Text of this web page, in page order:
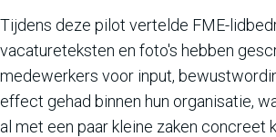
Tijdens deze pilot vertelde FME-
vacatureteksten en foto's hebben
medewerkers voor input,
effect gehad binnen hun organisatie,
al met een paar kleine zaken concreet